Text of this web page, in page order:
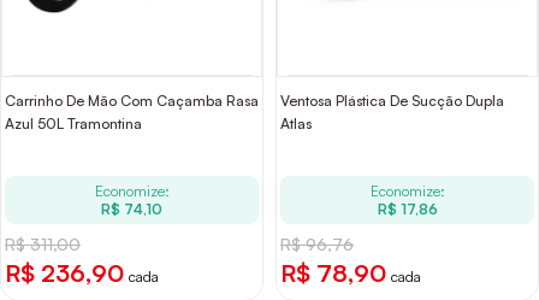
Carrinho De Mão Com Caçamba Rasa
Azul 50L Tramontina
Economize:
R$ 74,10
R$ 311,00
R$ 236,90 cada
Ventosa Plástica De Sucção Dupla
Atlas
Economize:
R$ 17,86
R$ 96,76
R$ 78,90 cada